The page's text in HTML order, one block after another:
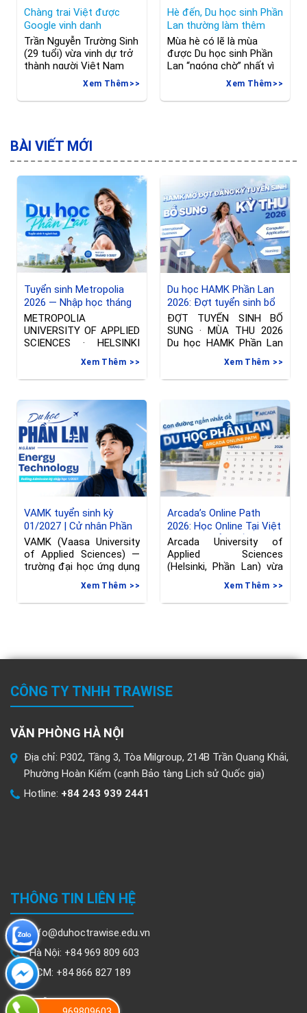
Chàng trai Việt được
Google vinh danh
Trần Nguyễn Trường Sinh
(29 tuổi) vừa vinh dự trở
thành người Việt Nam
đầu tiên được vinh danh
là Google Developer
Expert (GDE) trong lĩnh
ngoài để thấy thế giới
rộng lớn” là thông điệp
Sinh luôn hướng tới.Dưới
đây là một số chia
Xem Thêm
Hè đến, Du học sinh Phần
Lan thường làm thêm
những công việc gì?
Mùa hè có lẽ là mùa
được Du học sinh Phần
Lan “ngóng chờ” nhất vì
được nghỉ dài và kiếm
tìm các cơ hội việc làm!
Đây cũng là khoảng thời
ươm sau bao
Xem Thêm
BÀI VIẾT MỚI
Tuyển sinh Metropolia
2026 — Nhập học tháng
01/2027 tại Phần Lan
METROPOLIA
UNIVERSITY OF APPLIED
SCIENCES · HELSINKI
Đợt tuyển sinh riêng —
Nhập học thángXem Thêm
Du học HAMK Phần Lan
2026: Đợt tuyển sinh bổ
sung ngành International
Business & Công nghệ
thông tin
ĐỢT TUYỂN SINH BỔ
SUNG · MÙA THU 2026
Du học HAMK Phần Lan
Xem Thêm
VAMK tuyển sinh kỳ
01/2027 | Cử nhân Phần
Lan ngành Kỹ thuật
VAMK (Vaasa University
of Applied Sciences) —
trường đại học ứng dụng
Xem Thêm
Arcada’s Online Path
2026: Học Online Tại Việt
Nam, Chuyển Tiếp Sang
Phần Lan, hạn đăng ký
đến 08/06/2026
Arcada University of
Applied Sciences
(Helsinki, Phần Lan) vừa
gia hạn deadline nộp đơn
Xem Thêm
CÔNG TY TNHH TRAWISE
VĂN PHÒNG HÀ NỘI
Địa chỉ: P302, Tầng 3, Tòa Milgroup, 214B Trần Quang Khải,
Phường Hoàn Kiếm (cạnh Bảo tàng Lịch sử Quốc gia)
Hotline: +84 243 939 2441
THÔNG TIN LIÊN HỆ
info@duhoctrawise.edu.vn
Hà Nội: +84 969 809 603
HCM: +84 866 827 189